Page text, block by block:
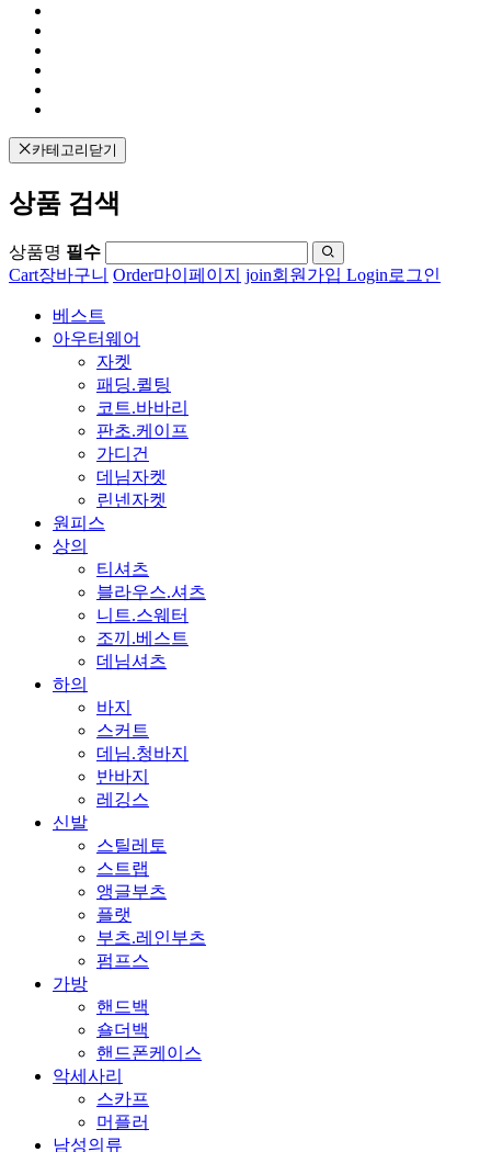
카테고리닫기
상품 검색
상품명 필수
Cart장바구니 Order마이페이지 join회원가입 Login로그인
베스트
아우터웨어
자켓
패딩.퀼팅
코트.바바리
판초.케이프
가디건
데님자켓
린넨자켓
원피스
상의
티셔츠
블라우스.셔츠
니트.스웨터
조끼.베스트
데님셔츠
하의
바지
스커트
데님.청바지
반바지
레깅스
신발
스틸레토
스트랩
앵글부츠
플랫
부츠.레인부츠
펌프스
가방
핸드백
숄더백
핸드폰케이스
악세사리
스카프
머플러
남성의류